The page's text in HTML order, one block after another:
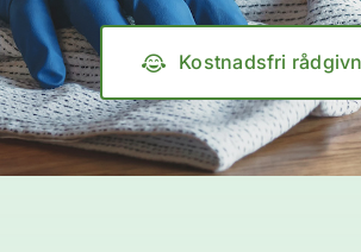
Kostnadsfri